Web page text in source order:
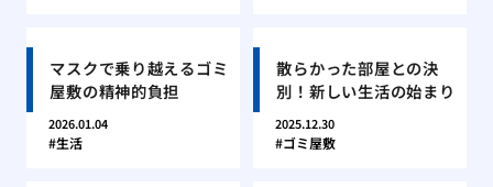
マスクで乗り越えるゴミ
屋敷の精神的負担
2026.01.04
生活
散らかった部屋との決
別！新しい生活の始まり
2025.12.30
ゴミ屋敷